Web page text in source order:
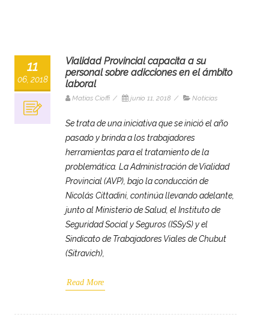
11
06, 2018
Vialidad Provincial capacita a su
personal sobre adicciones en el ámbito
laboral
Matias Cioffi / junio 11, 2018 / Noticias
Se trata de una iniciativa que se inició el año
pasado y brinda a los trabajadores
herramientas para el tratamiento de la
problemática. La Administración de Vialidad
Provincial (AVP), bajo la conducción de
Nicolás Cittadini, continúa llevando adelante,
junto al Ministerio de Salud, el Instituto de
Seguridad Social y Seguros (ISSyS) y el
Sindicato de Trabajadores Viales de Chubut
(Sitravich),
Read More